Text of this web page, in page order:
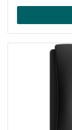
V5 Écran LCD
démarrage et
parleur